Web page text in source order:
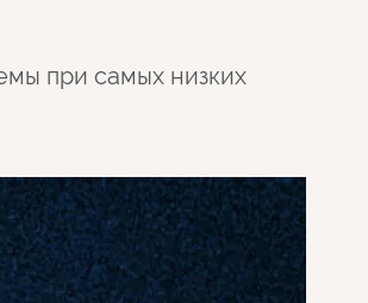
при самых низких